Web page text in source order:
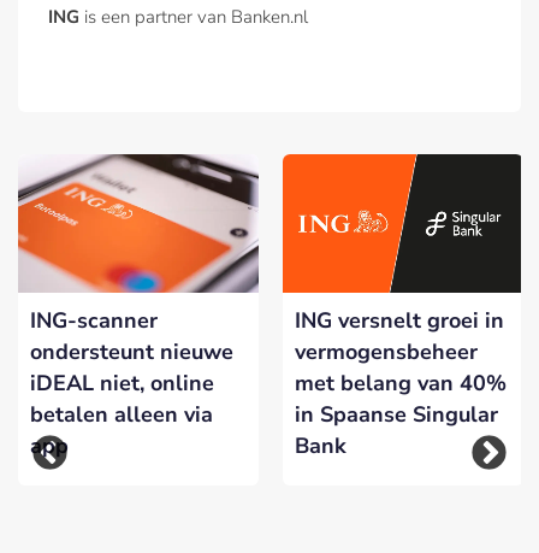
ING is een partner van Banken.nl
ING-scanner
ondersteunt nieuwe
iDEAL niet, online
betalen alleen via
app
ING versnelt groei in
vermogensbeheer
met belang van 40%
in Spaanse Singular
Bank